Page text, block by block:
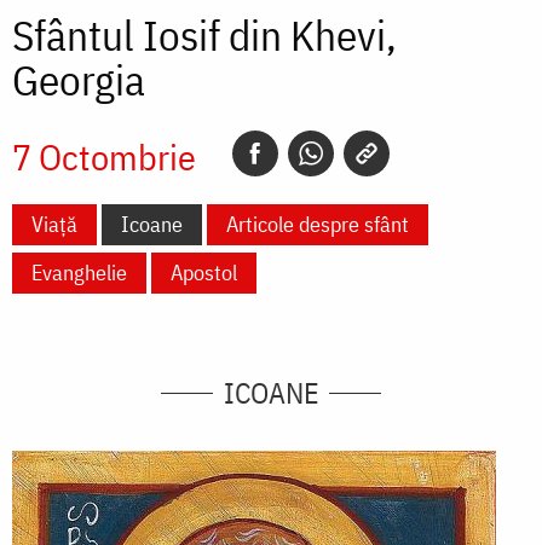
Sfântul Iosif din Khevi,
Georgia
7 Octombrie
Viață Icoane
Articole despre sfânt
Evanghelie
Apostol
ICOANE